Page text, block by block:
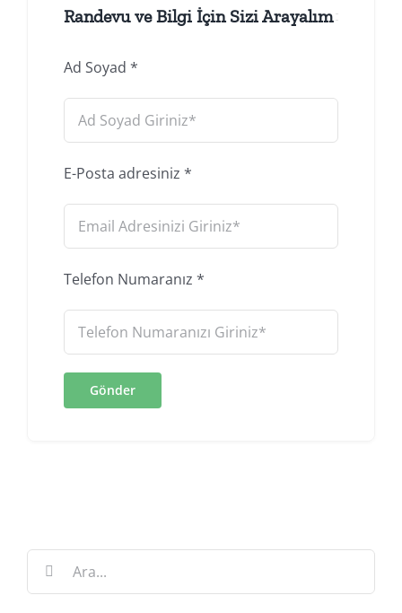
Randevu ve Bilgi İçin Sizi Arayalım
Ad Soyad *
E-Posta adresiniz *
Telefon Numaranız *
Ara: